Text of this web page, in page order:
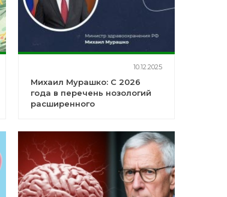
10.12.2025
Михаил Мурашко: С 2026
года в перечень нозологий
расширенного